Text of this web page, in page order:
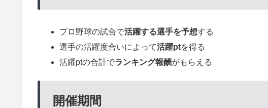
プロ野球の試合で活躍する選手を予想する
選手の活躍度合いによって活躍ptを得る
活躍ptの合計でランキング報酬がもらえる
開催期間